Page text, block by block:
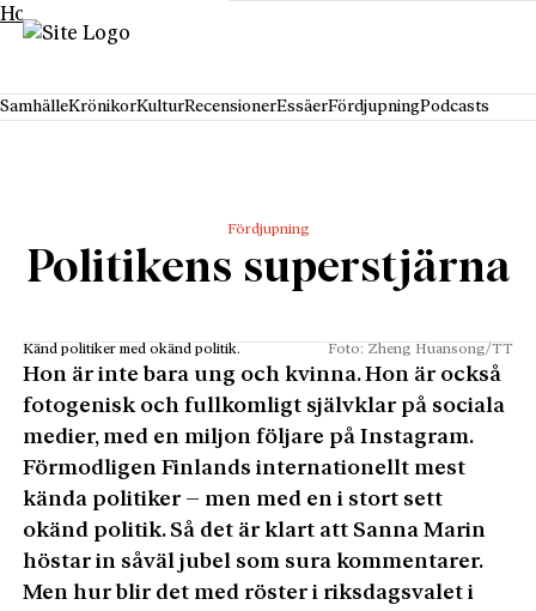
Hoppa till innehåll
SamhälleKrönikorKulturRecensionerEssäerFördjupningPodcasts
Fördjupning
Politikens superstjärna
Känd politiker med okänd politik. Foto: Zheng Huansong/TT
Hon är inte bara ung och kvinna. Hon är också
fotogenisk och fullkomligt självklar på sociala
medier,­ med en miljon följare på Instagram.
Förmodligen Finlands internationellt mest
kända politiker – men med en i stort sett
okänd politik. Så det är klart att Sanna Marin
höstar in såväl jubel som sura kommentarer.
Men hur blir det med röster i riksdagsvalet i